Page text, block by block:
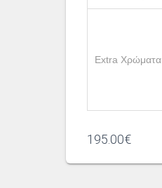
Extra Χρώματα
195.00€